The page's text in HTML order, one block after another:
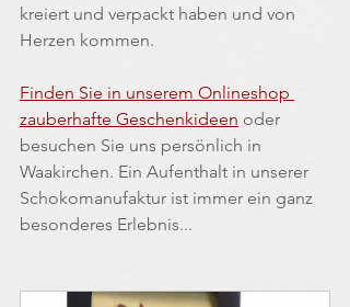
kreiert und verpackt haben und von
Herzen kommen.
Finden Sie in unserem Onlineshop
zauberhafte Geschenkideen oder
besuchen Sie uns persönlich in
Waakirchen. Ein Aufenthalt in unserer
Schokomanufaktur ist immer ein ganz
besonderes Erlebnis...